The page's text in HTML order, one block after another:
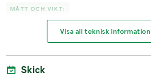
MÅTT OCH VIKT:
Arbetsbredd (m)
Transportbredd (m)
Visa all teknisk information
Skick